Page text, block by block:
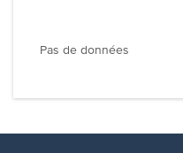
Pas de données